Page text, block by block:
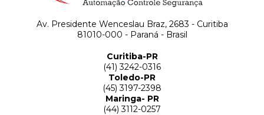
Av. Presidente Wenceslau Braz, 2683 - Curitiba
81010-000 - Paraná - Brasil
Curitiba-PR
(41) 3242-0316
Toledo-PR
(45) 3197-2398
Maringa- PR
(44) 3112-0257